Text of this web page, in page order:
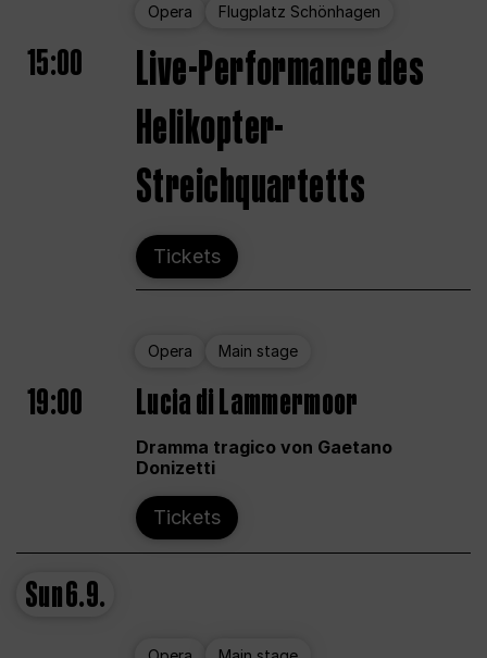
Opera Flugplatz Schönhagen
15:00
Live-Performance des
Helikopter-
Streichquartetts
Tickets
Opera Main stage
19:00 Lucia di Lammermoor
Dramma tragico von Gaetano
Donizetti
Tickets
Sun6.9.